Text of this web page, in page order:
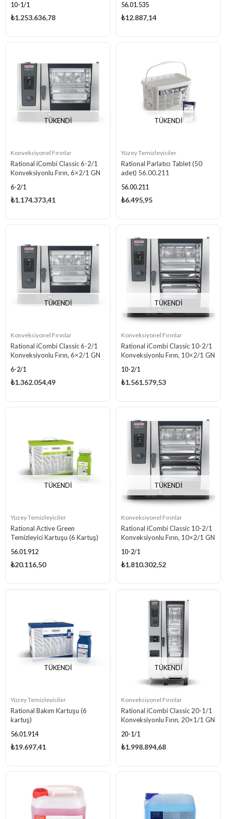
10-1/1
₺1.253.636,78
56.01.535
₺12.887,14
TÜKENDI
Konveksiyonel Fırınlar
Rational iCombi Classic 6-2/1
Konveksiyonlu Fırın, 6×2/1 GN
6-2/1
₺1.174.373,41
TÜKENDI
Yüzey Temizleyiciler
Rational Parlatıcı Tablet (50
adet) 56.00.211
56.00.211
₺6.495,95
TÜKENDI
Konveksiyonel Fırınlar
Rational iCombi Classic 6-2/1
Konveksiyonlu Fırın, 6×2/1 GN
6-2/1
₺1.362.054,49
TÜKENDI
Konveksiyonel Fırınlar
Rational iCombi Classic 10-2/1
Konveksiyonlu Fırın, 10×2/1 GN
10-2/1
₺1.561.579,53
TÜKENDI
Yüzey Temizleyiciler
Rational Active Green
Temizleyici Kartuşu (6 Kartuş)
56.01.912
₺20.116,50
TÜKENDI
Konveksiyonel Fırınlar
Rational iCombi Classic 10-2/1
Konveksiyonlu Fırın, 10×2/1 GN
10-2/1
₺1.810.302,52
TÜKENDI
Yüzey Temizleyiciler
Rational Bakım Kartuşu (6
kartuş)
56.01.914
₺19.697,41
TÜKENDI
Konveksiyonel Fırınlar
Rational iCombi Classic 20-1/1
Konveksiyonlu Fırın, 20×1/1 GN
20-1/1
₺1.998.894,68